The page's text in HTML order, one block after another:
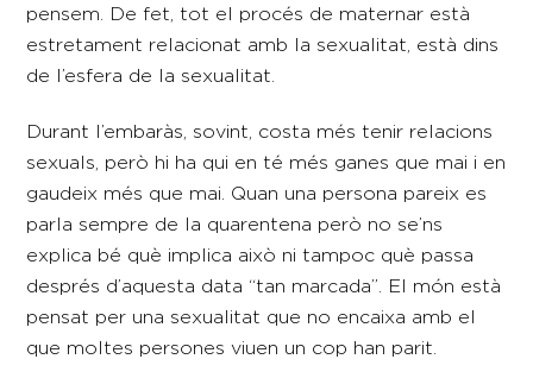
pensem. De fet, tot el procés de maternar està
estretament relacionat amb la sexualitat, està dins
de l’esfera de la sexualitat.
Durant l’embaràs, sovint, costa més tenir relacions
sexuals, però hi ha qui en té més ganes que mai i en
gaudeix més que mai. Quan una persona pareix es
parla sempre de la quarentena però no se’ns
explica bé què implica això ni tampoc què passa
després d’aquesta data “tan marcada”. El món està
pensat per una sexualitat que no encaixa amb el
que moltes persones viuen un cop han parit.